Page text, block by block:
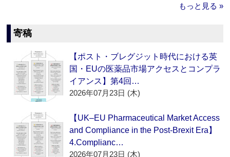
もっと見る »
寄稿
【ポスト・ブレグジット時代における英
国・EUの医薬品市場アクセスとコンプラ
イアンス】第4回…
2026年07月23日 (木)
【UK–EU Pharmaceutical Market Access
and Compliance in the Post-Brexit Era】
4.Complianc…
2026年07月23日 (木)